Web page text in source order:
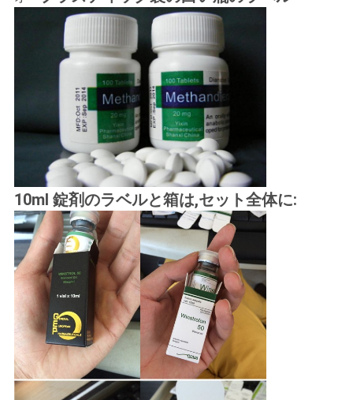
10ml 錠剤のラベルと箱は,セット全体に: